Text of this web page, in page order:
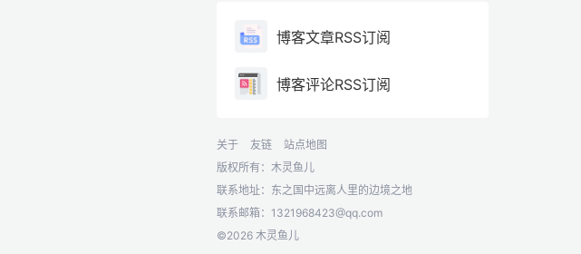
博客文章RSS订阅
博客评论RSS订阅
关于 友链
站点地图
版权所有：木灵鱼儿
联系地址：东之国中远离人里的边境之地
联系邮箱： 1321968423@qq.com
©2026 木灵鱼儿